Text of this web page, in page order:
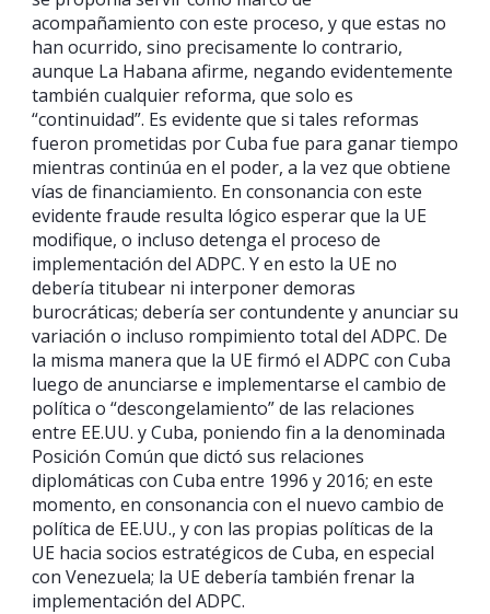
acompañamiento con este proceso, y que estas no
han ocurrido, sino precisamente lo contrario,
aunque La Habana afirme, negando evidentemente
también cualquier reforma, que solo es
“continuidad”. Es evidente que si tales reformas
fueron prometidas por Cuba fue para ganar tiempo
mientras continúa en el poder, a la vez que obtiene
vías de financiamiento. En consonancia con este
evidente fraude resulta lógico esperar que la UE
modifique, o incluso detenga el proceso de
implementación del ADPC. Y en esto la UE no
debería titubear ni interponer demoras
burocráticas; debería ser contundente y anunciar su
variación o incluso rompimiento total del ADPC. De
la misma manera que la UE firmó el ADPC con Cuba
luego de anunciarse e implementarse el cambio de
política o “descongelamiento” de las relaciones
entre EE.UU. y Cuba, poniendo fin a la denominada
Posición Común que dictó sus relaciones
diplomáticas con Cuba entre 1996 y 2016; en este
momento, en consonancia con el nuevo cambio de
política de EE.UU., y con las propias políticas de la
UE hacia socios estratégicos de Cuba, en especial
con Venezuela; la UE debería también frenar la
implementación del ADPC.